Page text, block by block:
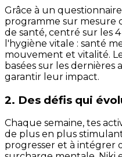
Grâce à un
programme sur mesure
de santé, centré sur les
l'hygiène vitale : santé
mouvement et vitalité.
basées sur les dernières
garantir leur impact.
2. Des défis qui
Chaque semaine, tes
de plus en plus
progresser et à intégrer